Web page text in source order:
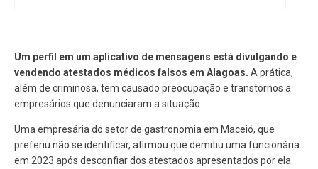
Um perfil em um aplicativo de mensagens está divulgando e
vendendo atestados médicos falsos em Alagoas. A prática,
além de criminosa, tem causado preocupação e transtornos a
empresários que denunciaram a situação.
Uma empresária do setor de gastronomia em Maceió, que
preferiu não se identificar, afirmou que demitiu uma funcionária
em 2023 após desconfiar dos atestados apresentados por ela.